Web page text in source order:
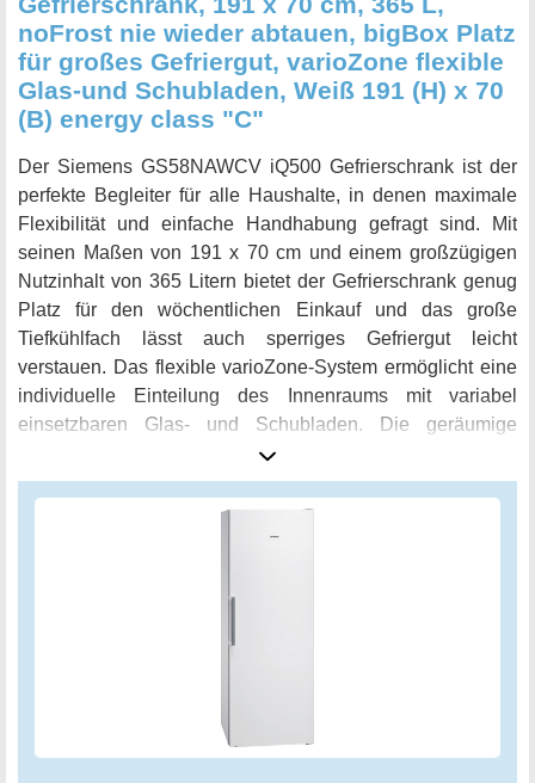
noFrost nie wieder abtauen, bigBox Platz
für großes Gefriergut, varioZone flexible
Glas-und Schubladen, Weiß 191 (H) x 70
(B) energy class "C"
Der Siemens GS58NAWCV iQ500 Gefrierschrank ist der
perfekte Begleiter für alle Haushalte, in denen maximale
Flexibilität und einfache Handhabung gefragt sind. Mit
seinen Maßen von 191 x 70 cm und einem großzügigen
Nutzinhalt von 365 Litern bietet der Gefrierschrank genug
Platz für den wöchentlichen Einkauf und das große
Tiefkühlfach lässt auch sperriges Gefriergut leicht
verstauen. Das flexible varioZone-System ermöglicht eine
individuelle Einteilung des Innenraums mit variabel
einsetzbaren Glas- und Schubladen. Die geräumige
bigBox ist ideal für größere Gefriergüter wie ganze
Hähnchen oder Torten und bietet dadurch ungeahnte
Flexibilität bei der Einlagerung. Dank der flächenbündigen
LED-Beleuchtung wird der Inhalt des Gefrierschranks
besonderes Highlight ist die noFrost-Technologie, die es
Die integrierten Sensoren überwachen und steuern
benachrichtigt Sie optisch und akustisch, sobald die